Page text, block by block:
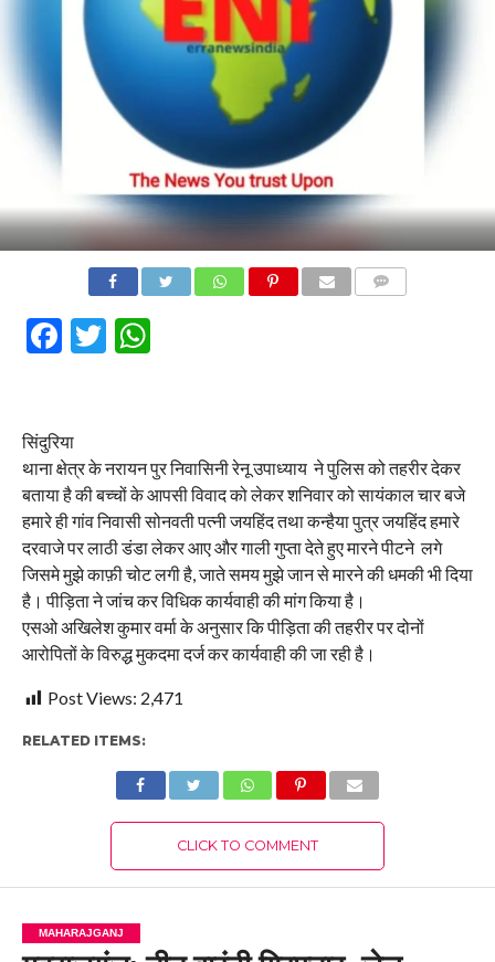
Facebook
Twitter
WhatsApp
सिंदुरिया
थाना क्षेत्र के नरायन पुर निवासिनी रेनू उपाध्याय ने पुलिस को तहरीर देकर
बताया है की बच्चों के आपसी विवाद को लेकर शनिवार को सायंकाल चार बजे
हमारे ही गांव निवासी सोनवती पत्नी जयहिंद तथा कन्हैया पुत्र जयहिंद हमारे
दरवाजे पर लाठी डंडा लेकर आए और गाली गुप्ता देते हुए मारने पीटने लगे
जिसमे मुझे काफ़ी चोट लगी है, जाते समय मुझे जान से मारने की धमकी भी दिया
है। पीड़िता ने जांच कर विधिक कार्यवाही की मांग किया है।
एसओ अखिलेश कुमार वर्मा के अनुसार कि पीड़िता की तहरीर पर दोनों
आरोपितों के विरुद्ध मुकदमा दर्ज कर कार्यवाही की जा रही है।
Post Views: 2,471
RELATED ITEMS:
CLICK TO COMMENT
MAHARAJGANJ